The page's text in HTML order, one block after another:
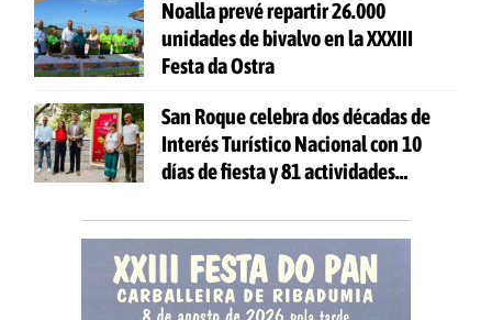
Noalla prevé repartir 26.000
unidades de bivalvo en la XXXIII
Festa da Ostra
San Roque celebra dos décadas de
Interés Turístico Nacional con 10
días de fiesta y 81 actividades